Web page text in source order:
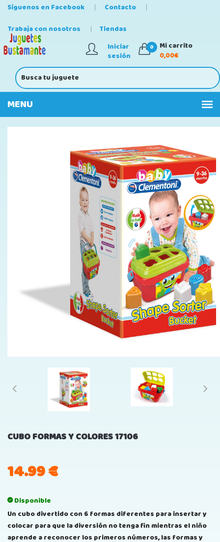
Síguenos en Facebook
Contacto
Trabaja con nosotros
Tiendas
Iniciar
sesión
0
Mi carrito
0,00€
CUBO FORMAS Y COLORES 17106
14.99€
Disponible
Un cubo divertido con 6 formas diferentes para insertar y
colocar para que la diversión no tenga fin mientras el niño
aprende a reconocer los primeros números, las formas y